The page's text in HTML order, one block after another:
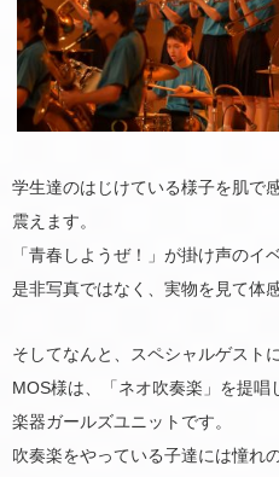
学生達のはじけている様子を肌で
震えます。
「青春しようぜ！」が掛け声のイ
是非写真ではなく、実物を見て体
そしてなんと、スペシャルゲスト
MOS様は、「ネオ吹奏楽」を提
楽器ガールズユニットです。
吹奏楽をやっている子達には憧れ